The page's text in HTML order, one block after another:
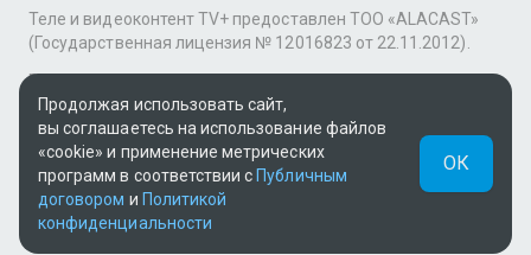
Теле и видеоконтент TV+ предоставлен ТОО «ALACAST»
(Государственная лицензия № 12016823 от 22.11.2012).
В рамках услуги «Видео по подписке» для «Пакета
фильмов и сериалов tv+» контент предоставляется
онлайн-кинотеатром MEGOGO.
Поддержка: tvplus@telecom.kz
v3.9.15 | SSR
UUID: b73af711-f4f8-47d5-aa29-0d5d5e60e398
Продолжая использовать сайт,
вы соглашаетесь на использование файлов
«cookie» и применение метрических
программ в соответствии с Публичным
договором и Политикой
конфиденциальности
ОК